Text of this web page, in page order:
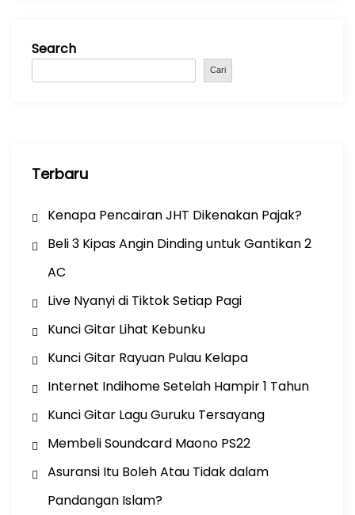
o
o
p
p
m
Search
Cari
Terbaru
Kenapa Pencairan JHT Dikenakan Pajak?
Beli 3 Kipas Angin Dinding untuk Gantikan 2
AC
Live Nyanyi di Tiktok Setiap Pagi
Kunci Gitar Lihat Kebunku
Kunci Gitar Rayuan Pulau Kelapa
Internet Indihome Setelah Hampir 1 Tahun
Kunci Gitar Lagu Guruku Tersayang
Membeli Soundcard Maono PS22
Asuransi Itu Boleh Atau Tidak dalam
Pandangan Islam?